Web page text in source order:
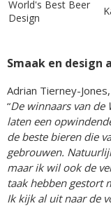
World's Best Beer
Design
Smaak en
Adrian Tierney-
“De winnaars van de
laten een
de beste bieren die
gebrouwen.
maar ik wil ook de
taak hebben gestort
Ik kijk al uit naar de